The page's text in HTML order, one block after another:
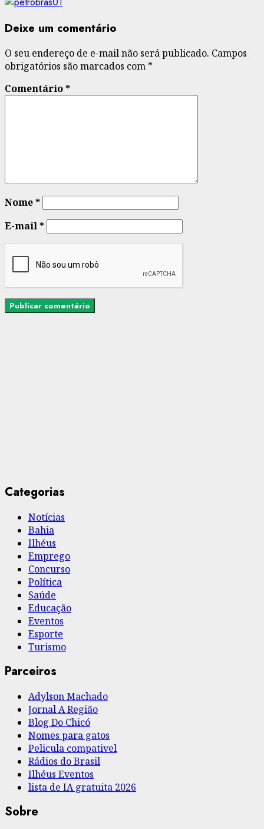
Deixe um comentário
O seu endereço de e-mail não será publicado. Campos
obrigatórios são marcados com *
Comentário*
Nome*
E-mail*
Categorias
Notícias
Bahia
Ilhéus
Emprego
Concurso
Política
Saúde
Educação
Eventos
Esporte
Turismo
Parceiros
Adylson Machado
Jornal A Região
Blog Do Chicó
Nomes para gatos
Pelicula compativel
Rádios do Brasil
Ilhéus Eventos
lista de IA gratuita 2026
Sobre